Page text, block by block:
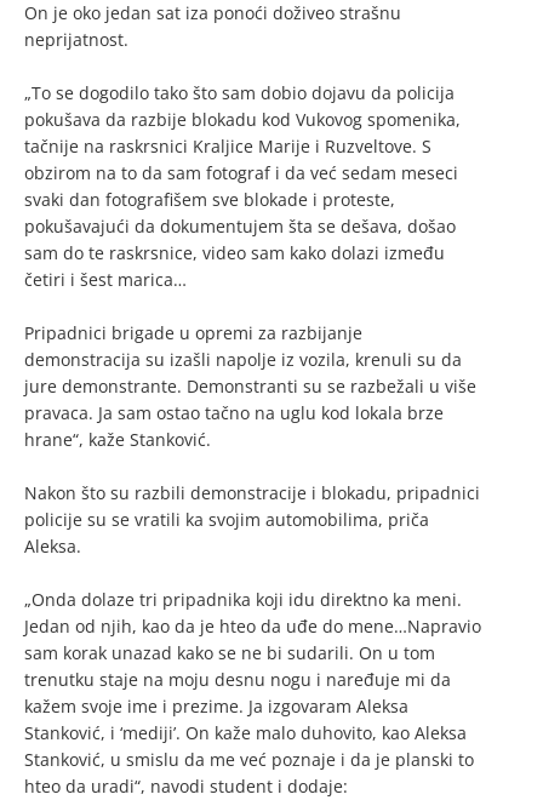
On je oko jedan sat iza ponoći doživeo strašnu
neprijatnost.
„To se dogodilo tako što sam dobio dojavu da policija
pokušava da razbije blokadu kod Vukovog spomenika,
tačnije na raskrsnici Kraljice Marije i Ruzveltove. S
obzirom na to da sam fotograf i da već sedam meseci
svaki dan fotografišem sve blokade i proteste,
pokušavajući da dokumentujem šta se dešava, došao
sam do te raskrsnice, video sam kako dolazi između
četiri i šest marica…
Pripadnici brigade u opremi za razbijanje
demonstracija su izašli napolje iz vozila, krenuli su da
jure demonstrante. Demonstranti su se razbežali u više
pravaca. Ja sam ostao tačno na uglu kod lokala brze
hrane“, kaže Stanković.
Nakon što su razbili demonstracije i blokadu, pripadnici
policije su se vratili ka svojim automobilima, priča
Aleksa.
„Onda dolaze tri pripadnika koji idu direktno ka meni.
Jedan od njih, kao da je hteo da uđe do mene…Napravio
sam korak unazad kako se ne bi sudarili. On u tom
trenutku staje na moju desnu nogu i naređuje mi da
kažem svoje ime i prezime. Ja izgovaram Aleksa
Stanković, i ‘mediji’. On kaže malo duhovito, kao Aleksa
Stanković, u smislu da me već poznaje i da je planski to
hteo da uradi“, navodi student i dodaje: